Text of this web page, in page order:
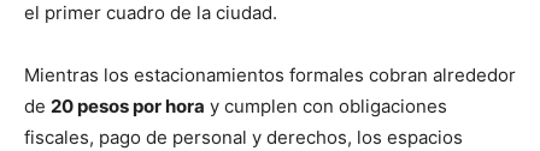
el primer cuadro de la ciudad.
Mientras los estacionamientos formales cobran alrededor
de 20 pesos por hora y cumplen con obligaciones
fiscales, pago de personal y derechos, los espacios